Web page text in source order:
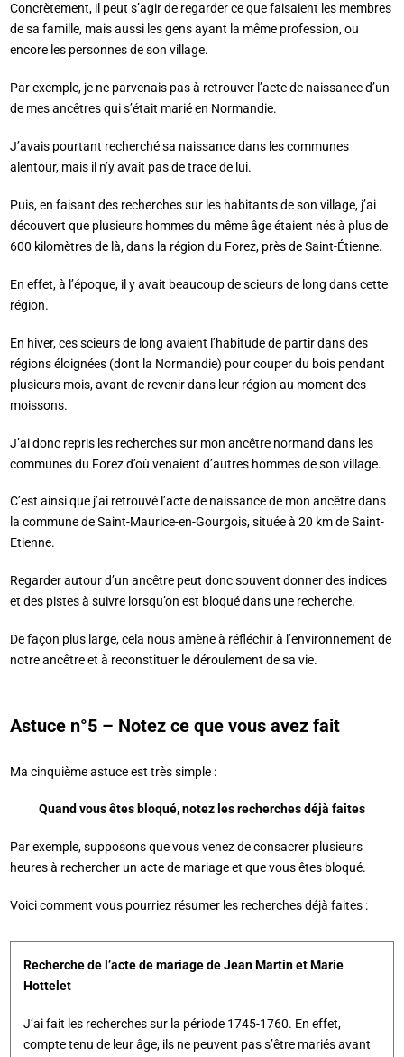
Concrètement, il peut s’agir de regarder ce que faisaient les membres
de sa famille, mais aussi les gens ayant la même profession, ou
encore les personnes de son village.
Par exemple, je ne parvenais pas à retrouver l’acte de naissance d’un
de mes ancêtres qui s’était marié en Normandie.
J’avais pourtant recherché sa naissance dans les communes
alentour, mais il n’y avait pas de trace de lui.
Puis, en faisant des recherches sur les habitants de son village, j’ai
découvert que plusieurs hommes du même âge étaient nés à plus de
600 kilomètres de là, dans la région du Forez, près de Saint-Étienne.
En effet, à l’époque, il y avait beaucoup de scieurs de long dans cette
région.
En hiver, ces scieurs de long avaient l’habitude de partir dans des
régions éloignées (dont la Normandie) pour couper du bois pendant
plusieurs mois, avant de revenir dans leur région au moment des
moissons.
J’ai donc repris les recherches sur mon ancêtre normand dans les
communes du Forez d’où venaient d’autres hommes de son village.
C’est ainsi que j’ai retrouvé l’acte de naissance de mon ancêtre dans
la commune de Saint-Maurice-en-Gourgois, située à 20 km de Saint-
Etienne.
Regarder autour d’un ancêtre peut donc souvent donner des indices
et des pistes à suivre lorsqu’on est bloqué dans une recherche.
De façon plus large, cela nous amène à réfléchir à l’environnement de
notre ancêtre et à reconstituer le déroulement de sa vie.
Astuce n°5 – Notez ce que vous avez fait
Ma cinquième astuce est très simple :
Quand vous êtes bloqué, notez les recherches déjà faites
Par exemple, supposons que vous venez de consacrer plusieurs
heures à rechercher un acte de mariage et que vous êtes bloqué.
Voici comment vous pourriez résumer les recherches déjà faites :
Recherche de l’acte de mariage de Jean Martin et Marie
Hottelet
J’ai fait les recherches sur la période 1745-1760. En effet,
compte tenu de leur âge, ils ne peuvent pas s’être mariés avant